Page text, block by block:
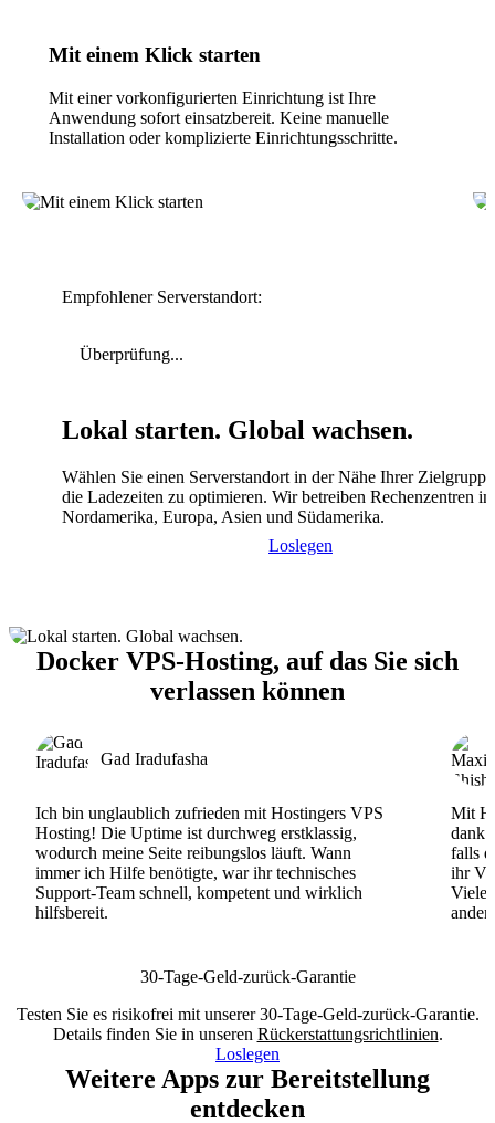
Mit einem Klick starten
Mit einer vorkonfigurierten Einrichtung ist Ihre
Anwendung sofort einsatzbereit. Keine manuelle
Installation oder komplizierte Einrichtungsschritte.
Empfohlener Serverstandort:
Überprüfung...
Lokal starten. Global wachsen.
Wählen Sie einen Serverstandort in der Nähe Ihrer
die Ladezeiten zu optimieren. Wir betreiben Rechenzentren in
Nordamerika, Europa, Asien und Südamerika.
Loslegen
Docker VPS-Hosting, auf das Sie sich
verlassen können
Gad Iradufasha
Ich bin unglaublich zufrieden mit Hostingers VPS
Hosting! Die Uptime ist durchweg erstklassig,
wodurch meine Seite reibungslos läuft. Wann
immer ich Hilfe benötigte, war ihr technisches
Support-Team schnell, kompetent und wirklich
hilfsbereit.
Mit
dank
falls
ihr
30-Tage-Geld-zurück-Garantie
Testen Sie es risikofrei mit unserer 30-Tage-Geld-zurück-Garantie.
Details finden Sie in unseren Rückerstattungsrichtlinien.
Loslegen
Weitere Apps zur Bereitstellung
entdecken